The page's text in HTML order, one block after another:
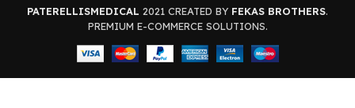
PATERELLISMEDICAL 2021 CREATED BY FEKAS BROTHERS.
PREMIUM E-COMMERCE SOLUTIONS.